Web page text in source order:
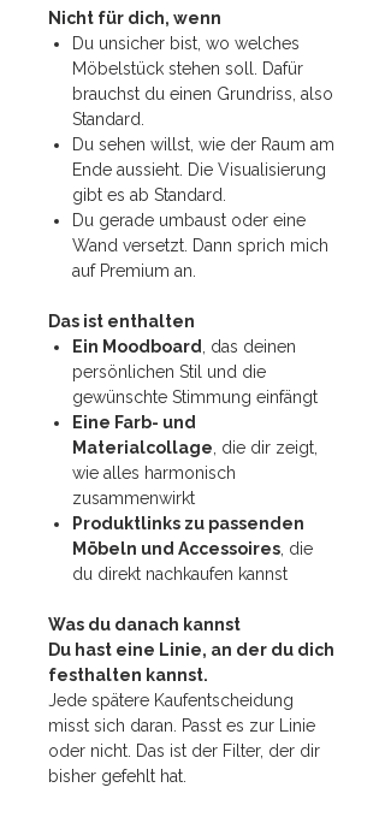
Nicht für dich, wenn
Du unsicher bist, wo welches
Möbelstück stehen soll. Dafür
brauchst du einen Grundriss, also
Standard.
Du sehen willst, wie der Raum am
Ende aussieht. Die Visualisierung
gibt es ab Standard.
Du gerade umbaust oder eine
Wand versetzt. Dann sprich mich
auf Premium an.
Das ist enthalten
Ein Moodboard , das deinen
persönlichen Stil und die
gewünschte Stimmung einfängt
Eine Farb- und
Materialcollage , die dir zeigt,
wie alles harmonisch
zusammenwirkt
Produktlinks zu passenden
Möbeln und Accessoires , die
du direkt nachkaufen kannst
Was du danach kannst
Du hast eine Linie, an der du dich
festhalten kannst.
Jede spätere Kaufentscheidung
misst sich daran. Passt es zur Linie
oder nicht. Das ist der Filter, der dir
bisher gefehlt hat.